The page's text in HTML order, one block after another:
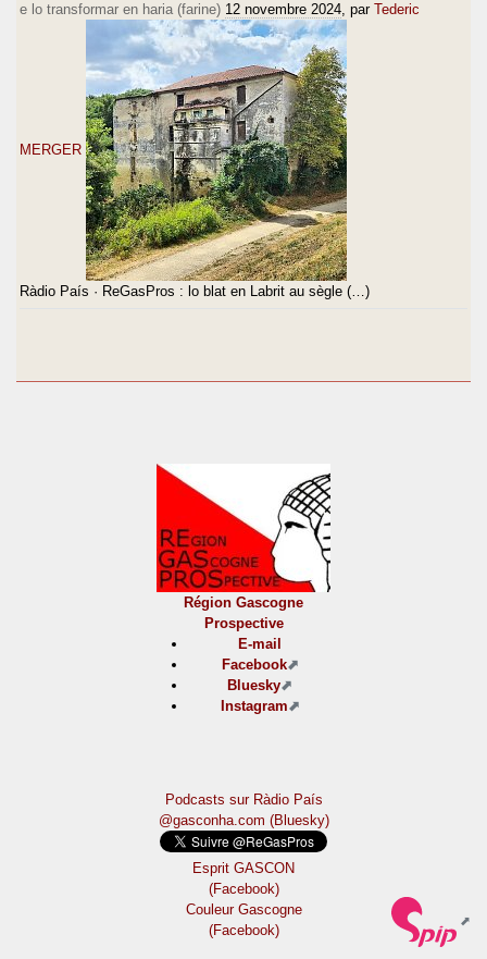
e lo transformar en haria (farine) 12 novembre 2024 , par Tederic
MERGER
Ràdio País · ReGasPros : lo blat en Labrit au sègle (…)
Région Gascogne
Prospective
E-mail
Facebook
Bluesky
Instagram
Podcasts sur Ràdio País
@gasconha.com (Bluesky)
Esprit GASCON
(Facebook)
Couleur Gascogne
(Facebook)